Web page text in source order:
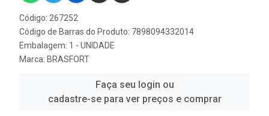
Código: 267252
Código de Barras do Produto: 7898094332014
Embalagem: 1 - UNIDADE
Marca: BRASFORT
Faça seu login ou
cadastre-se para ver preços e comprar